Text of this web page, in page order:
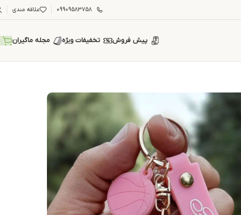
09909583758 علاقه مندی
پیش فروش تخفیفات ویژه مجله ماگیران